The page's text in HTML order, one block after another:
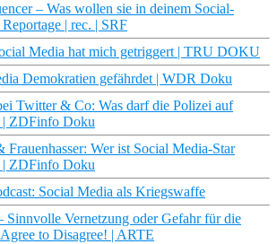
– Was wollen sie in deinem Social-
| rec. | SRF
Media hat mich getriggert | TRU DOKU
Demokratien gefährdet | WDR Doku
Twitter & Co: Was darf die Polizei auf
| ZDFinfo Doku
Wer ist Social Media-Star
| ZDFinfo Doku
Social Media als Kriegswaffe
Sinnvolle Vernetzung oder Gefahr für die
to Disagree! | ARTE